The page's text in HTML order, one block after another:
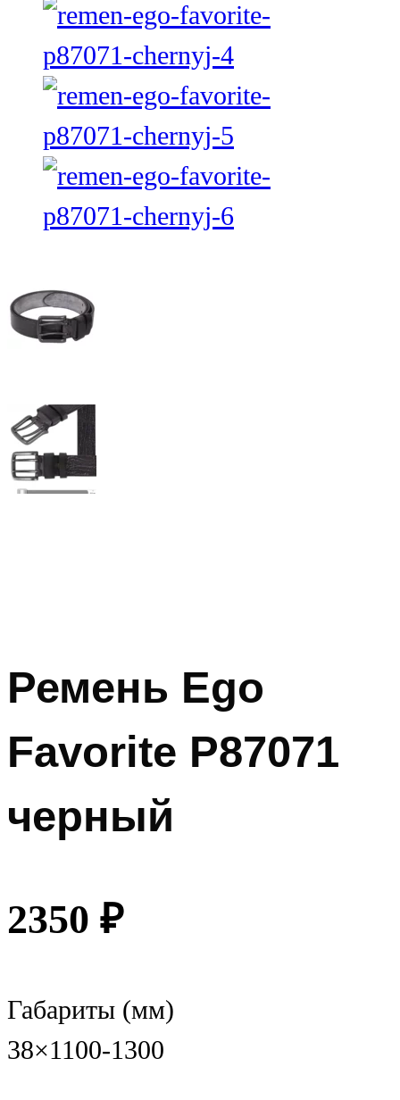
Ремень Ego
Favorite P87071
черный
2350 ₽
Габариты (мм)
38×1100-1300